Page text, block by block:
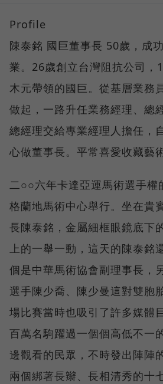
Profile
陳泰銘 國巨董事長 50歲，成
業。26歲創立台灣阻抗公司，
木元帶領的國巨。從基層業務
做起，一路升任業務經理、總
總經理交給專業經理人擔任，
心做董事長。平常喜愛收藏藝
二○○六年卡達亞運馬術選手權
格蘭地馬術中心舉行。坐在貴
長陳泰銘，金屬細框眼鏡底下
上的一舉一動，這天的陳泰銘
個是中華馬術協會副理事長，
選手陳少喬、陳少曼這對雙胞
場比賽當時也吸引了許多媒體
百萬名駒躍過一個個高低不一
邊觀看的民眾，不時發出陣陣
兩個綁著長辮、長相清秀的十